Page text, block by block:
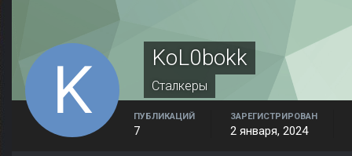
KoL0bokk
Сталкеры
ПУБЛИКАЦИЙ
7
ЗАРЕГИСТРИРОВАН
2 января, 2024